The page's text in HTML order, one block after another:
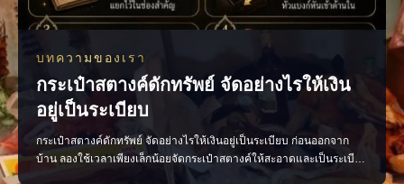
บทความของเรา
กระเป๋าสตางค์ดักทรัพย์ จัดอย่างไรให้เงิน
อยู่เป็นระเบียบ
กระเป๋าสตางค์ดักทรัพย์ จัดอย่างไรให้เงินอยู่เป็นระเบียบ ก่อนออกจาก
บ้าน ลองใช้เวลาเพียงเล็กน้อยจัดกระเป๋าสตางค์ให้สะอาดและเป็นระเบียบ
ตามความเชื่อถือว่าเป็นการเปิดทางรับพลังการเงินที่ดี • เก็บแบงก์ขวัญถุง